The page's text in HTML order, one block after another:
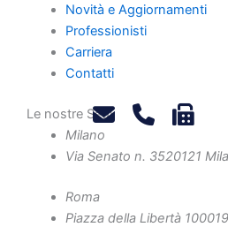
Novità e Aggiornamenti
Professionisti
Carriera
Contatti
Le nostre Sedi
Milano
Via Senato n. 3520121
Roma
Piazza della Libertà 10
Pubblicato da
-Agosto 20, 2025
Secondo il tribunale di
compromettibile con